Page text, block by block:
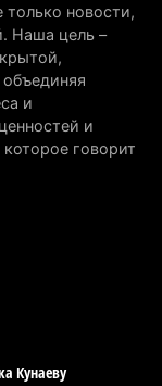
194
в
165
год после
академию
только новости,
Наша цель –
и
и
говорит
Кунаеву